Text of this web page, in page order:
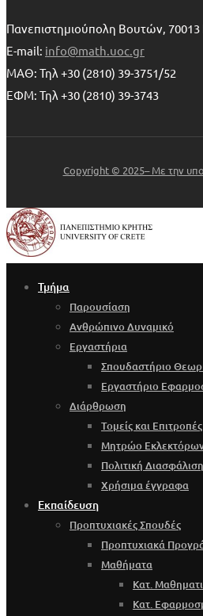
Πανεπιστημιούπολη Βουτών,
E-mail: info@math.uoc.gr
ΜΑΘ: Τηλ +30 (2810) 39-3751/52
ΕΦΜ: Τηλ +30 (2810) 39-3743
Copyright © 2025– Με την
Τμήμα
Παρουσίαση
Ανθρώπινο Δυναμικό
Εργαστήρια
Σπουδαστήριο
Εργαστήριο
Διάρθρωση
Τομείς και
Μητρώο
Πολιτική
Χρήσιμα έγγραφα
Εκπαίδευση
Προπτυχιακές Σπουδές
Προπτυχιακά
Μαθήματα
Κατ.
Κατ.